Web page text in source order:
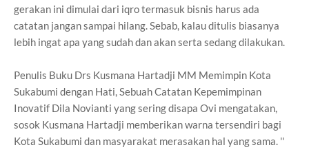
gerakan ini dimulai dari iqro termasuk bisnis harus ada
catatan jangan sampai hilang. Sebab, kalau ditulis biasanya
lebih ingat apa yang sudah dan akan serta sedang dilakukan.
Penulis Buku Drs Kusmana Hartadji MM Memimpin Kota
Sukabumi dengan Hati, Sebuah Catatan Kepemimpinan
Inovatif Dila Novianti yang sering disapa Ovi mengatakan,
sosok Kusmana Hartadji memberikan warna tersendiri bagi
Kota Sukabumi dan masyarakat merasakan hal yang sama. ''